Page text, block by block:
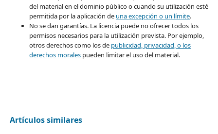
del material en el dominio público o cuando su utilización esté
permitida por la aplicación de una excepción o un límite.
No se dan garantías. La licencia puede no ofrecer todos los
permisos necesarios para la utilización prevista. Por ejemplo,
otros derechos como los de publicidad, privacidad, o los
derechos moralespueden limitar el uso del material.
Artículos similares